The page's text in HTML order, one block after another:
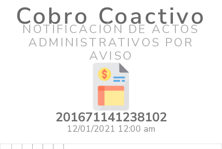
Cobro Coactivo
NOTIFICACIÓN DE ACTOS
ADMINISTRATIVOS POR
AVISO
201671141238102
12/01/2021 12:00 am